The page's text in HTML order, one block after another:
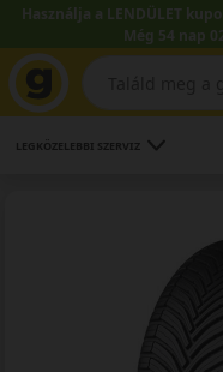
Használja a LENDÜLET
Még 54 nap
LEGKÖZELEBBI SZERVIZ